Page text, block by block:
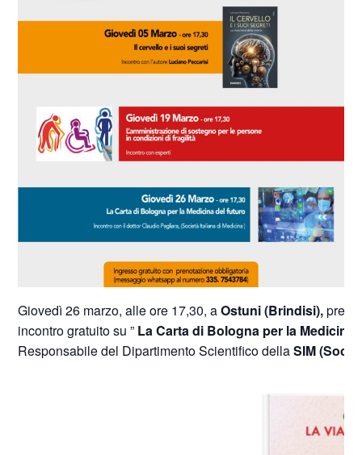
Giovedì 26 marzo, alle ore 17,30, aOstuni (Brindisi),
incontro gratuito su ” La Carta di Bologna per la Medicina
Responsabile del Dipartimento Scientifico dellaSIM